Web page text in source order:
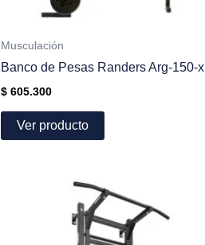
Musculación
Banco de Pesas Randers Arg-150-x
$ 605.300
Ver producto